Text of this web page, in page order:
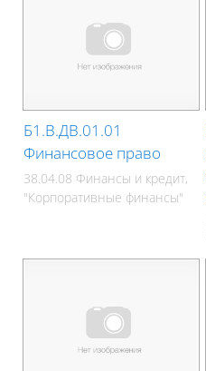
Б1.В.ДВ.01.01
Финансовое право
38.04.08 Финансы и кредит,
"Корпоративные финансы"